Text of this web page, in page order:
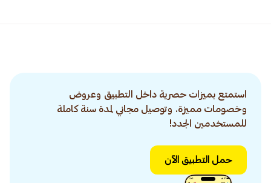
استمتع بميزات حصرية داخل التطبيق وعروض
وخصومات مميزة. وتوصيل مجاني لمدة سنة كاملة
للمستخدمين الجدد!
حمل التطبيق الآن